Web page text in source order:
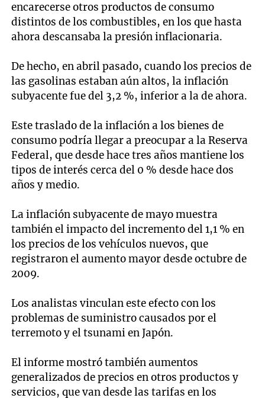
encarecerse otros productos de consumo
distintos de los combustibles, en los que hasta
ahora descansaba la presión inflacionaria.
De hecho, en abril pasado, cuando los precios de
las gasolinas estaban aún altos, la inflación
subyacente fue del 3,2 %, inferior a la de ahora.
Este traslado de la inflación a los bienes de
consumo podría llegar a preocupar a la Reserva
Federal, que desde hace tres años mantiene los
tipos de interés cerca del 0 % desde hace dos
años y medio.
La inflación subyacente de mayo muestra
también el impacto del incremento del 1,1 % en
los precios de los vehículos nuevos, que
registraron el aumento mayor desde octubre de
2009.
Los analistas vinculan este efecto con los
problemas de suministro causados por el
terremoto y el tsunami en Japón.
El informe mostró también aumentos
generalizados de precios en otros productos y
servicios, que van desde las tarifas en los